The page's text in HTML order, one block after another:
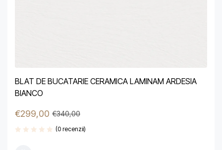
BLAT DE BUCATARIE CERAMICA LAMINAM ARDESIA
BIANCO
€340,00
€299,00
(0 recenzii)